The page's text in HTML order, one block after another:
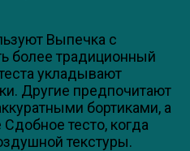
Выпечка с
более традиционный
укладывают
Другие предпочитают
бортиками, а
тесто, когда
текстуры.